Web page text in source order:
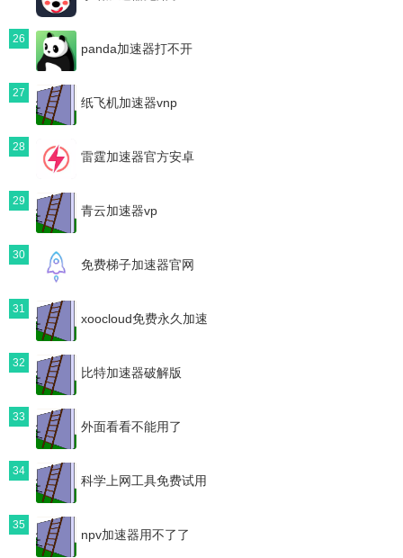
26
panda加速器打不开
27
纸飞机加速器vnp
28
雷霆加速器官方安卓
29
青云加速器vp
30
免费梯子加速器官网
31
xoocloud免费永久加速
32
比特加速器破解版
33
外面看看不能用了
34
科学上网工具免费试用
35
npv加速器用不了了